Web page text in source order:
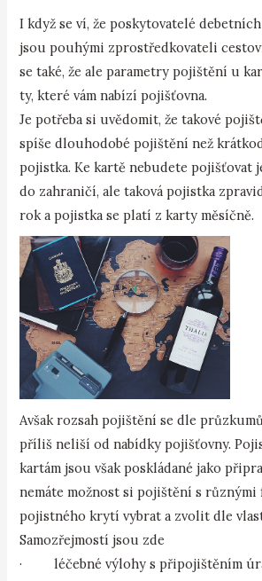
I když se ví, že poskytovatelé
jsou pouhými zprostředkovateli
se také, že ale parametry pojištění u
ty, které vám nabízí pojišťovna.
Je potřeba si uvědomit, že takové
spíše dlouhodobé pojištění než
pojistka. Ke kartě nebudete pojišťovat
do zahraničí, ale taková pojistka
rok a pojistka se platí z karty měsíčně.
Avšak rozsah pojištění se dle
příliš neliší od nabídky pojišťovny.
kartám jsou však poskládané jako
nemáte možnost si pojištění s různými
pojistného krytí vybrat a zvolit dle
Samozřejmostí jsou zde
· léčebné výlohy s připojištěním